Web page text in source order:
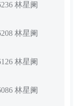
林星阑
林星阑
林星阑
林星阑